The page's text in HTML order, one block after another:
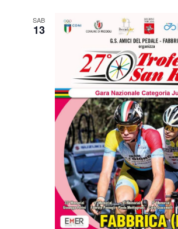
SAB
13